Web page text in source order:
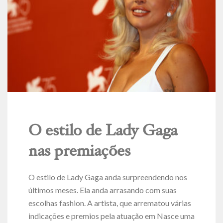
O estilo de Lady Gaga
nas premiações
O estilo de Lady Gaga anda surpreendendo nos
últimos meses. Ela anda arrasando com suas
escolhas fashion. A artista, que arrematou várias
indicações e premios pela atuação em Nasce uma